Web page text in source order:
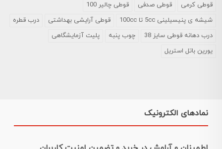
قوطی کرمی
قوطی صدفی
قوطی چالیر 100
شیشه ی پنیسیلینی 5cc تا 100cc
قوطی آرایشی بهداشتی
درب قطره
درب دهانه قوطی سایز 38
چوب پنبه
پلیت آزمایشگاهی
یورین باتل استریل
نمادهای الکترونیک